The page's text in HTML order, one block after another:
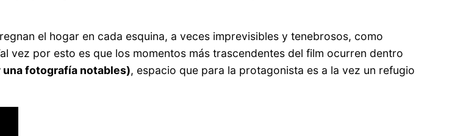
el hogar en cada esquina, a veces imprevisibles y tenebrosos, como
vez por esto es que los momentos más trascendentes del film ocurren dentro
una fotografía notables), espacio que para la protagonista es a la vez un refugio